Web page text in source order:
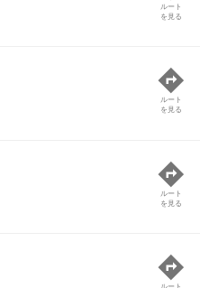
ルート
を見る
ルート
を見る
ルート
を見る